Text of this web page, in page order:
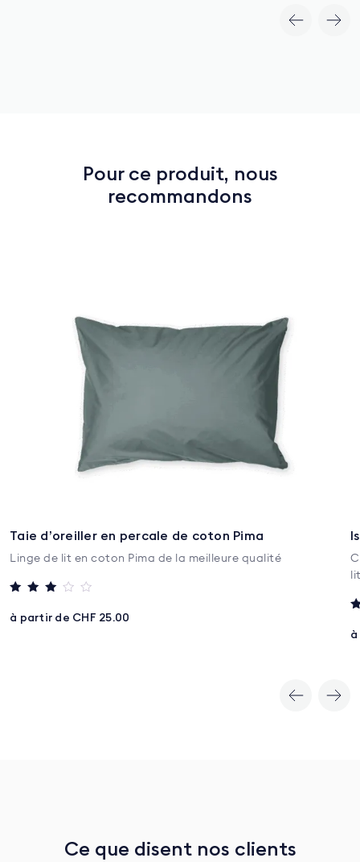
Pour ce produit, nous
recommandons
Taie d’oreiller en percale de coton Pima
Linge de lit en coton Pima de la meilleure qualité
3
sur 5
à partir de CHF 25.00
5
Ce que disent nos clients